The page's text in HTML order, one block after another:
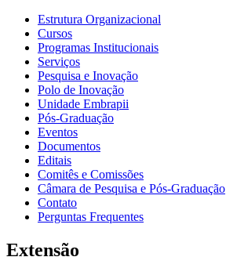
Estrutura Organizacional
Cursos
Programas Institucionais
Serviços
Pesquisa e Inovação
Polo de Inovação
Unidade Embrapii
Pós-Graduação
Eventos
Documentos
Editais
Comitês e Comissões
Câmara de Pesquisa e Pós-Graduação
Contato
Perguntas Frequentes
Extensão